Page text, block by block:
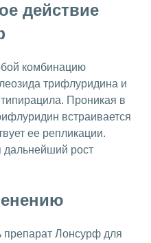
действие
комбинацию
трифлуридина и
Проникая в
встраивается
ее репликации.
дальнейший рост
препарат Лонсурф для